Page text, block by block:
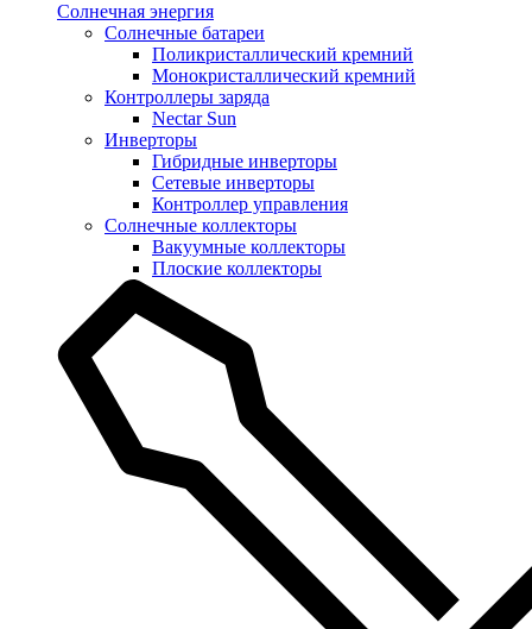
Солнечная энергия
Солнечные батареи
Поликристаллический кремний
Монокристаллический кремний
Контроллеры заряда
Nectar Sun
Инверторы
Гибридные инверторы
Сетевые инверторы
Контроллер управления
Солнечные коллекторы
Вакуумные коллекторы
Плоские коллекторы